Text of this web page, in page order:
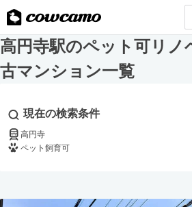
高円寺駅のペット可リノ
古マンション一覧
現在の検索条件
高円寺
ペット飼育可